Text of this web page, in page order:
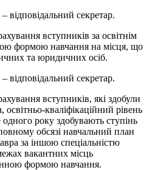
відповідальний секретар.
вступників за освітнім
формою навчання на місця, що
та юридичних осіб.
відповідальний секретар.
вступників, які здобули
освітньо-кваліфікаційний рівень
одного року здобувають ступінь
обсязі навчальний план
за іншою спеціальністю
вакантних місць
формою навчання.